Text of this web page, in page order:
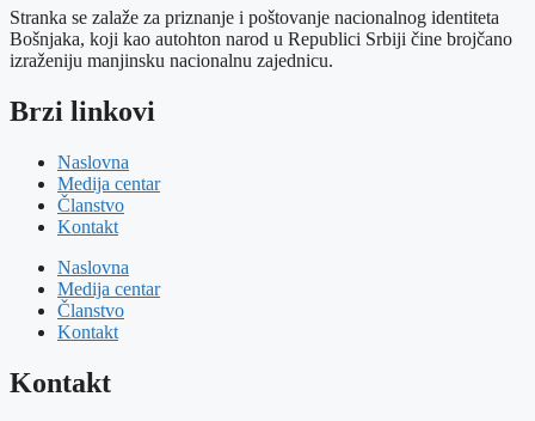
Stranka se zalaže za priznanje i poštovanje nacionalnog identiteta
Bošnjaka, koji kao autohton narod u Republici Srbiji čine brojčano
izraženiju manjinsku nacionalnu zajednicu.
Brzi linkovi
Naslovna
Medija centar
Članstvo
Kontakt
Naslovna
Medija centar
Članstvo
Kontakt
Kontakt